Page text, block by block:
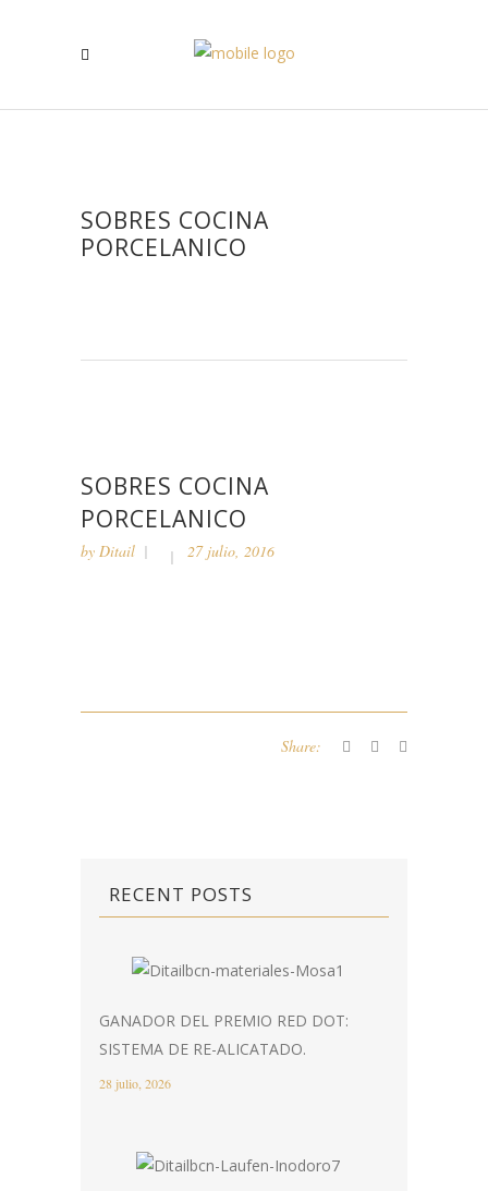
SOBRES COCINA
PORCELANICO
SOBRES COCINA
PORCELANICO
by Ditail 27 julio, 2016
Share:
RECENT POSTS
GANADOR DEL PREMIO RED DOT:
SISTEMA DE RE-ALICATADO.
28 julio, 2026